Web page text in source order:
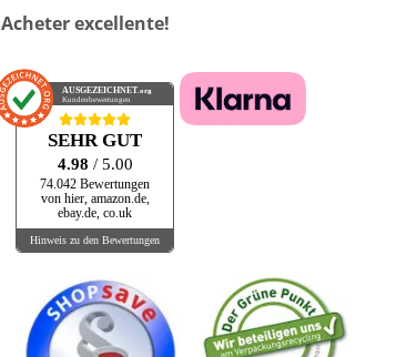
Acheter excellente!
AUSGEZEICHNET.org
Kundenbewertungen
SEHR GUT
4.98 / 5.00
74.042 Bewertungen
von hier, amazon.de,
ebay.de, co.uk
Hinweis zu den Bewertungen